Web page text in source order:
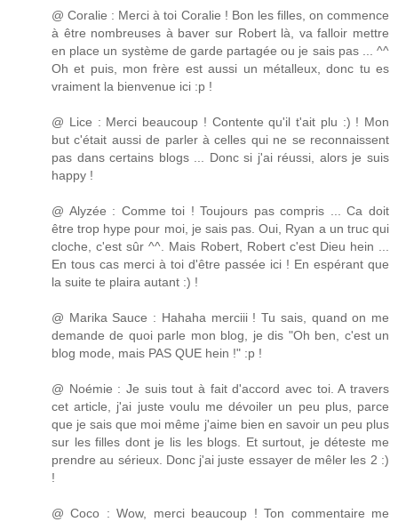
@ Coralie : Merci à toi Coralie ! Bon les filles, on commence
à être nombreuses à baver sur Robert là, va falloir mettre
en place un système de garde partagée ou je sais pas ... ^^
Oh et puis, mon frère est aussi un métalleux, donc tu es
vraiment la bienvenue ici :p !
@ Lice : Merci beaucoup ! Contente qu'il t'ait plu :) ! Mon
but c'était aussi de parler à celles qui ne se reconnaissent
pas dans certains blogs ... Donc si j'ai réussi, alors je suis
happy !
@ Alyzée : Comme toi ! Toujours pas compris ... Ca doit
être trop hype pour moi, je sais pas. Oui, Ryan a un truc qui
cloche, c'est sûr ^^. Mais Robert, Robert c'est Dieu hein ...
En tous cas merci à toi d'être passée ici ! En espérant que
la suite te plaira autant :) !
@ Marika Sauce : Hahaha merciii ! Tu sais, quand on me
demande de quoi parle mon blog, je dis "Oh ben, c'est un
blog mode, mais PAS QUE hein !" :p !
@ Noémie : Je suis tout à fait d'accord avec toi. A travers
cet article, j'ai juste voulu me dévoiler un peu plus, parce
que je sais que moi même j'aime bien en savoir un peu plus
sur les filles dont je lis les blogs. Et surtout, je déteste me
prendre au sérieux. Donc j'ai juste essayer de mêler les 2 :)
!
@ Coco : Wow, merci beaucoup ! Ton commentaire me